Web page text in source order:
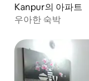
Kanpur의 아파트
우아한 숙박